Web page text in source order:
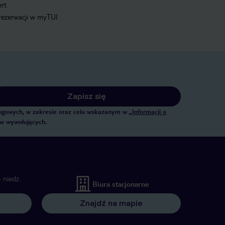
w myTUI
Zapisz się
w zakresie oraz celu wskazanym w „Informacji o
wywołujących.
Biura stacjonarne
Znajdź na mapie